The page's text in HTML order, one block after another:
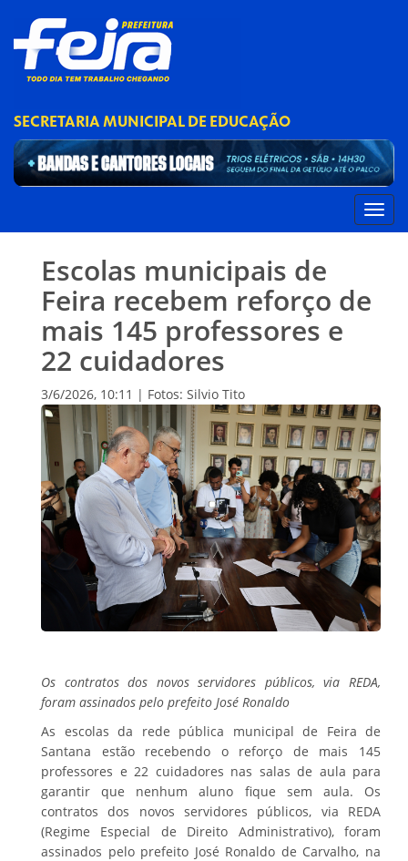
SECRETARIA MUNICIPAL DE EDUCAÇÃO
Escolas municipais de
Feira recebem reforço de
mais 145 professores e
22 cuidadores
3/6/2026, 10:11 | Fotos: Silvio Tito
Os contratos dos novos servidores públicos, via REDA,
foram assinados pelo prefeito José Ronaldo
As escolas da rede pública municipal de Feira de
Santana estão recebendo o reforço de mais 145
professores e 22 cuidadores nas salas de aula para
garantir que nenhum aluno fique sem aula. Os
contratos dos novos servidores públicos, via REDA
(Regime Especial de Direito Administrativo), foram
assinados pelo prefeito José Ronaldo de Carvalho, na